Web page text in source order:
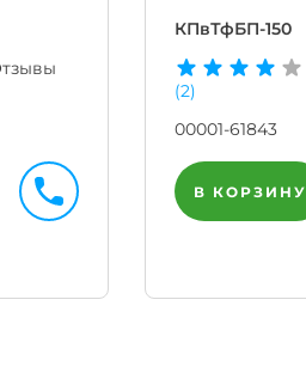
КПвТфБП-150
(2)
00001-61843
В КОРЗИНУ